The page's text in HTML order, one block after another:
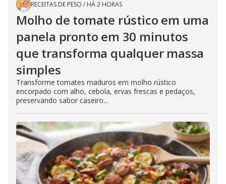
RECEITAS DE PESO / HÁ 2 HORAS
Molho de tomate rústico em uma
panela pronto em 30 minutos
que transforma qualquer massa
simples
Transforme tomates maduros em molho rústico
encorpado com alho, cebola, ervas frescas e pedaços,
preservando sabor caseiro...